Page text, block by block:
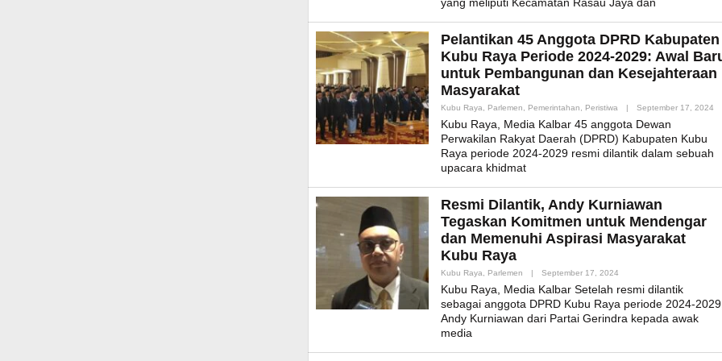
yang meliputi Kecamatan Rasau Jaya dan
Pelantikan 45 Anggota DPRD Kabupaten
Kubu Raya Periode 2024-2029: Awal
untuk Pembangunan dan Kesejahteraan
Masyarakat
Kubu Raya, Parlemen, Pemerintahan, Peristiwa | September 17, 2024
Kubu Raya, Media Kalbar 45 anggota Dewan
Perwakilan Rakyat Daerah (DPRD) Kabupaten Kubu
Raya periode 2024-2029 resmi dilantik dalam sebuah
upacara khidmat
Resmi Dilantik, Andy Kurniawan
Tegaskan Komitmen untuk Mendengar
dan Memenuhi Aspirasi Masyarakat
Kubu Raya
Kubu Raya, Parlemen | September 17, 2024
Kubu Raya, Media Kalbar Setelah resmi dilantik
sebagai anggota DPRD Kubu Raya periode 2024-
Andy Kurniawan dari Partai Gerindra kepada awak
media